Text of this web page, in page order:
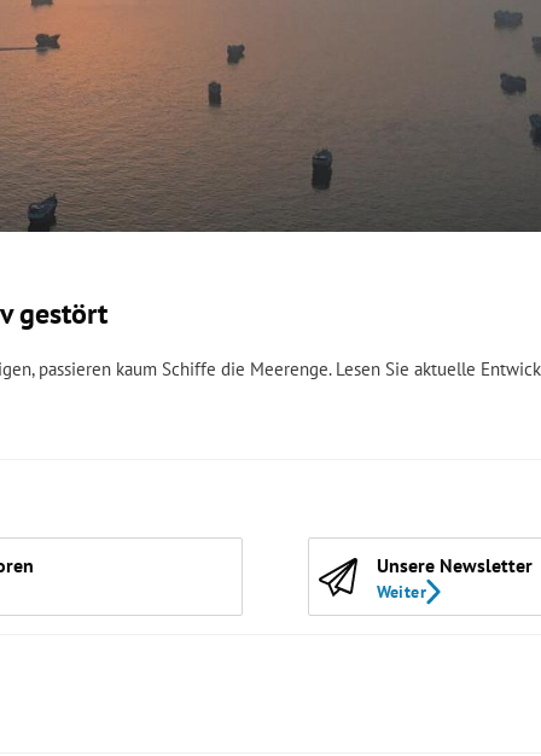
gestört
passieren kaum Schiffe die Meerenge. Lesen Sie aktuelle
Unsere Newsletter
Weiter